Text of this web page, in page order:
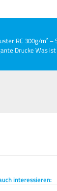
RC 300g/m²
Drucke Was
interessieren: